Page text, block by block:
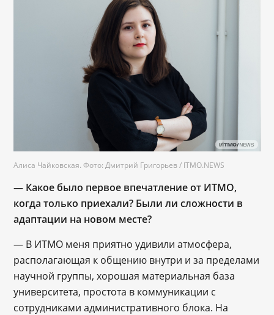
Алиса Чайковская. Фото: Дмитрий Григорьев / ITMO.NEWS
― Какое было первое впечатление от ИТМО,
когда только приехали? Были ли сложности в
адаптации на новом месте?
— В ИТМО меня приятно удивили атмосфера,
располагающая к общению внутри и за пределами
научной группы, хорошая материальная база
университета, простота в коммуникации с
сотрудниками административного блока. На